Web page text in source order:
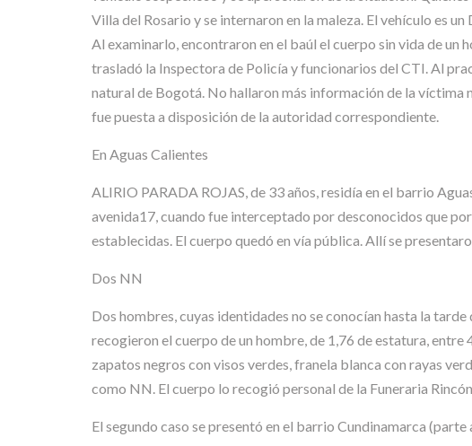
Villa del Rosario y se internaron en la maleza. El vehículo es
Al examinarlo, encontraron en el baúl el cuerpo sin vida de
trasladó la Inspectora de Policía y funcionarios del CTI. Al
natural de Bogotá. No hallaron más información de la víctima
fue puesta a disposición de la autoridad correspondiente.
En Aguas Calientes
ALIRIO PARADA ROJAS, de 33 años, residía en el barrio
avenida17, cuando fue interceptado por desconocidos que
establecidas. El cuerpo quedó en vía pública. Allí se
Dos NN
Dos hombres, cuyas identidades no se conocían hasta la
recogieron el cuerpo de un hombre, de 1,76 de estatura,
zapatos negros con visos verdes, franela blanca con rayas
como NN. El cuerpo lo recogió personal de la Funeraria
El segundo caso se presentó en el barrio Cundinamarca (parte